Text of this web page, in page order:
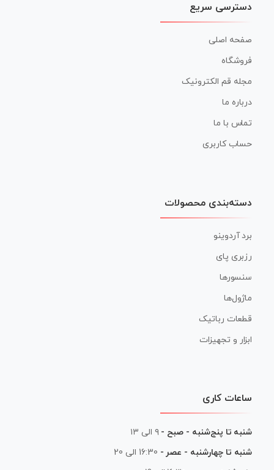
دسترسی سریع
صفحه اصلی
فروشگاه
مجله قم الکترونیک
درباره ما
تماس با ما
حساب کاربری
دسته‌بندی محصولات
برد آردوینو
رزبری پای
سنسورها
ماژول‌ها
قطعات رباتیک
ابزار و تجهیزات
ساعات کاری
شنبه تا پنج‌شنبه - صبح - ۹ الی ۱۳
شنبه تا چهارشنبه - عصر - 16:30 الی 20